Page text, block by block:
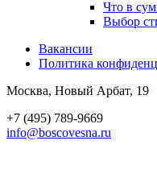
Что в
Выбор
Вакансии
Политика
Москва, Новый Арбат, 19
+7 (495) 789-9669
info@boscovesna.ru